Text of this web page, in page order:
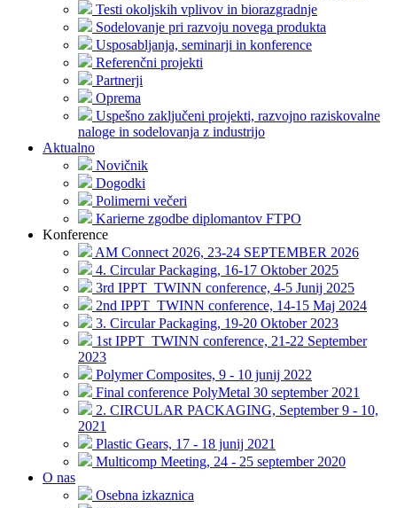
Testi okoljskih vplivov in biorazgradnje
Sodelovanje pri razvoju novega produkta
Usposabljanja, seminarji in konference
Referenčni projekti
Partnerji
Oprema
Uspešno zaključeni projekti, razvojno raziskovalne
naloge in sodelovanja z industrijo
Aktualno
Novičnik
Dogodki
Polimerni večeri
Karierne zgodbe diplomantov FTPO
Konference
AM Connect 2026, 23-24 SEPTEMBER 2026
4. Circular Packaging, 16-17 Oktober 2025
3rd IPPT_TWINN conference, 4-5 Junij 2025
2nd IPPT_TWINN conference, 14-15 Maj 2024
3. Circular Packaging, 19-20 Oktober 2023
1st IPPT_TWINN conference, 21-22 September
2023
Polymer Composites, 9 - 10 junij 2022
Final conference PolyMetal 30 september 2021
2. CIRCULAR PACKAGING, September 9 - 10,
2021
Plastic Gears, 17 - 18 junij 2021
Multicomp Meeting, 24 - 25 september 2020
O nas
Osebna izkaznica